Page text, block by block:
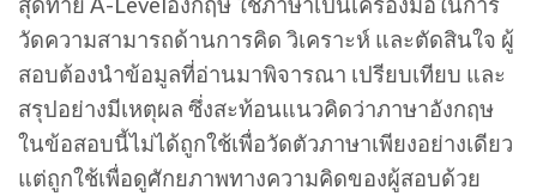
วัดความสามารถด้านการคิด วิเคราะห์ และตัดสินใจ ผู้
สอบต้องนำข้อมูลที่อ่านมาพิจารณา เปรียบเทียบ และ
สรุปอย่างมีเหตุผล ซึ่งสะท้อนแนวคิดว่าภาษาอังกฤษ
ในข้อสอบนี้ไม่ได้ถูกใช้เพื่อวัดตัวภาษาเพียงอย่างเดียว
แต่ถูกใช้เพื่อดูศักยภาพทางความคิดของผู้สอบด้วย